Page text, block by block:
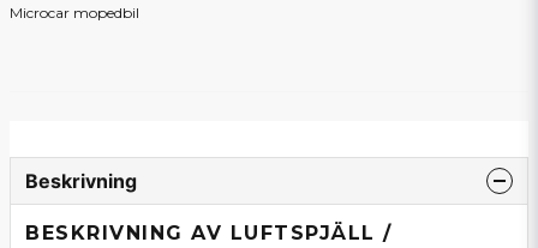
Microcar mopedbil
Beskrivning
BESKRIVNING AV LUFTSPJÄLL /